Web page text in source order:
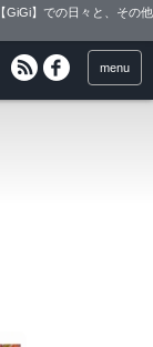
GiGi】での日々と、その他
menu